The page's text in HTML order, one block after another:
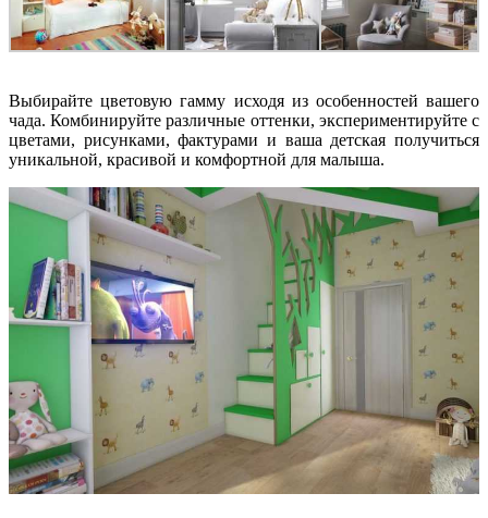
Выбирайте цветовую гамму исходя из особенностей вашего
чада. Комбинируйте различные оттенки, экспериментируйте с
цветами, рисунками, фактурами и ваша детская получиться
уникальной, красивой и комфортной для малыша.